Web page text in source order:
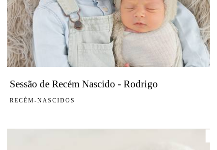
Sessão de Recém Nascido - Rodrigo
RECÉM-NASCIDOS